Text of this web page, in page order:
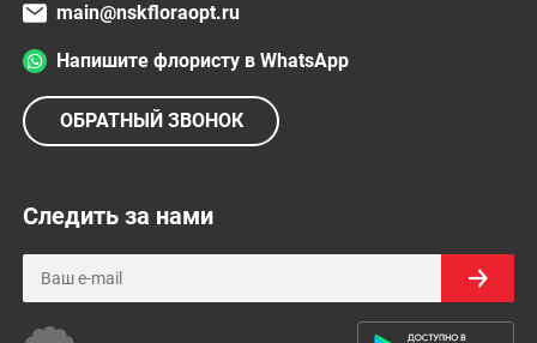
main@nskfloraopt.ru
Напишите флористу в WhatsApp
ОБРАТНЫЙ ЗВОНОК
Следить за нами